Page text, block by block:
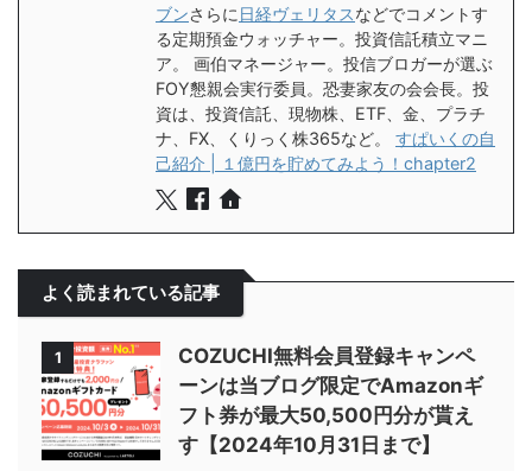
ブンさらに 日経ヴェリタスなどでコメントす
る定期預金ウォッチャー。投資信託積立マニ
ア。 画伯マネージャー。投信ブロガーが選ぶ
FOY懇親会実行委員。恐妻家友の会会長。投
資は、投資信託、現物株、ETF、金、プラチ
ナ、FX、くりっく株365など。 すぱいくの自
己紹介 | １億円を貯めてみよう！chapter2
よく読まれている記事
1
COZUCHI無料会員登録キャンペ
ーンは当ブログ限定でAmazonギ
フト券が最大50,500円分が貰え
す【2024年10月31日まで】